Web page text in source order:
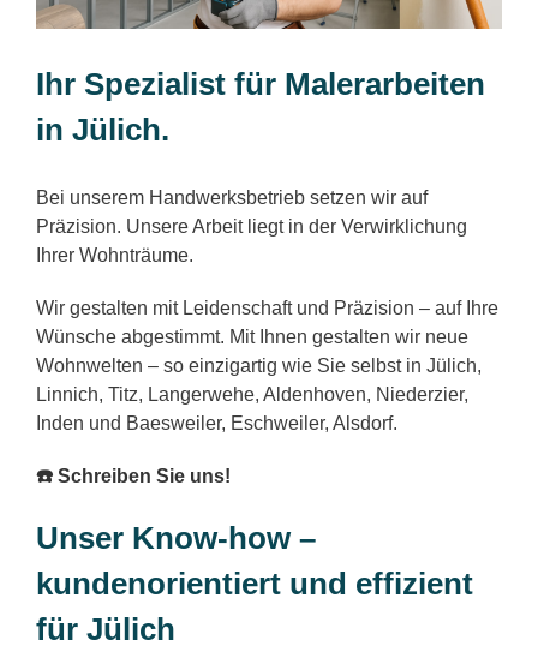
Ihr Spezialist für Malerarbeiten
in Jülich.
Bei unserem Handwerksbetrieb setzen wir auf
Präzision. Unsere Arbeit liegt in der Verwirklichung
Ihrer Wohnträume.
Wir gestalten mit Leidenschaft und Präzision – auf Ihre
Wünsche abgestimmt. Mit Ihnen gestalten wir neue
Wohnwelten – so einzigartig wie Sie selbst in Jülich,
Linnich, Titz, Langerwehe, Aldenhoven, Niederzier,
Inden und Baesweiler, Eschweiler, Alsdorf.
☎️ Schreiben Sie uns!
Unser Know-how –
kundenorientiert und effizient
für Jülich